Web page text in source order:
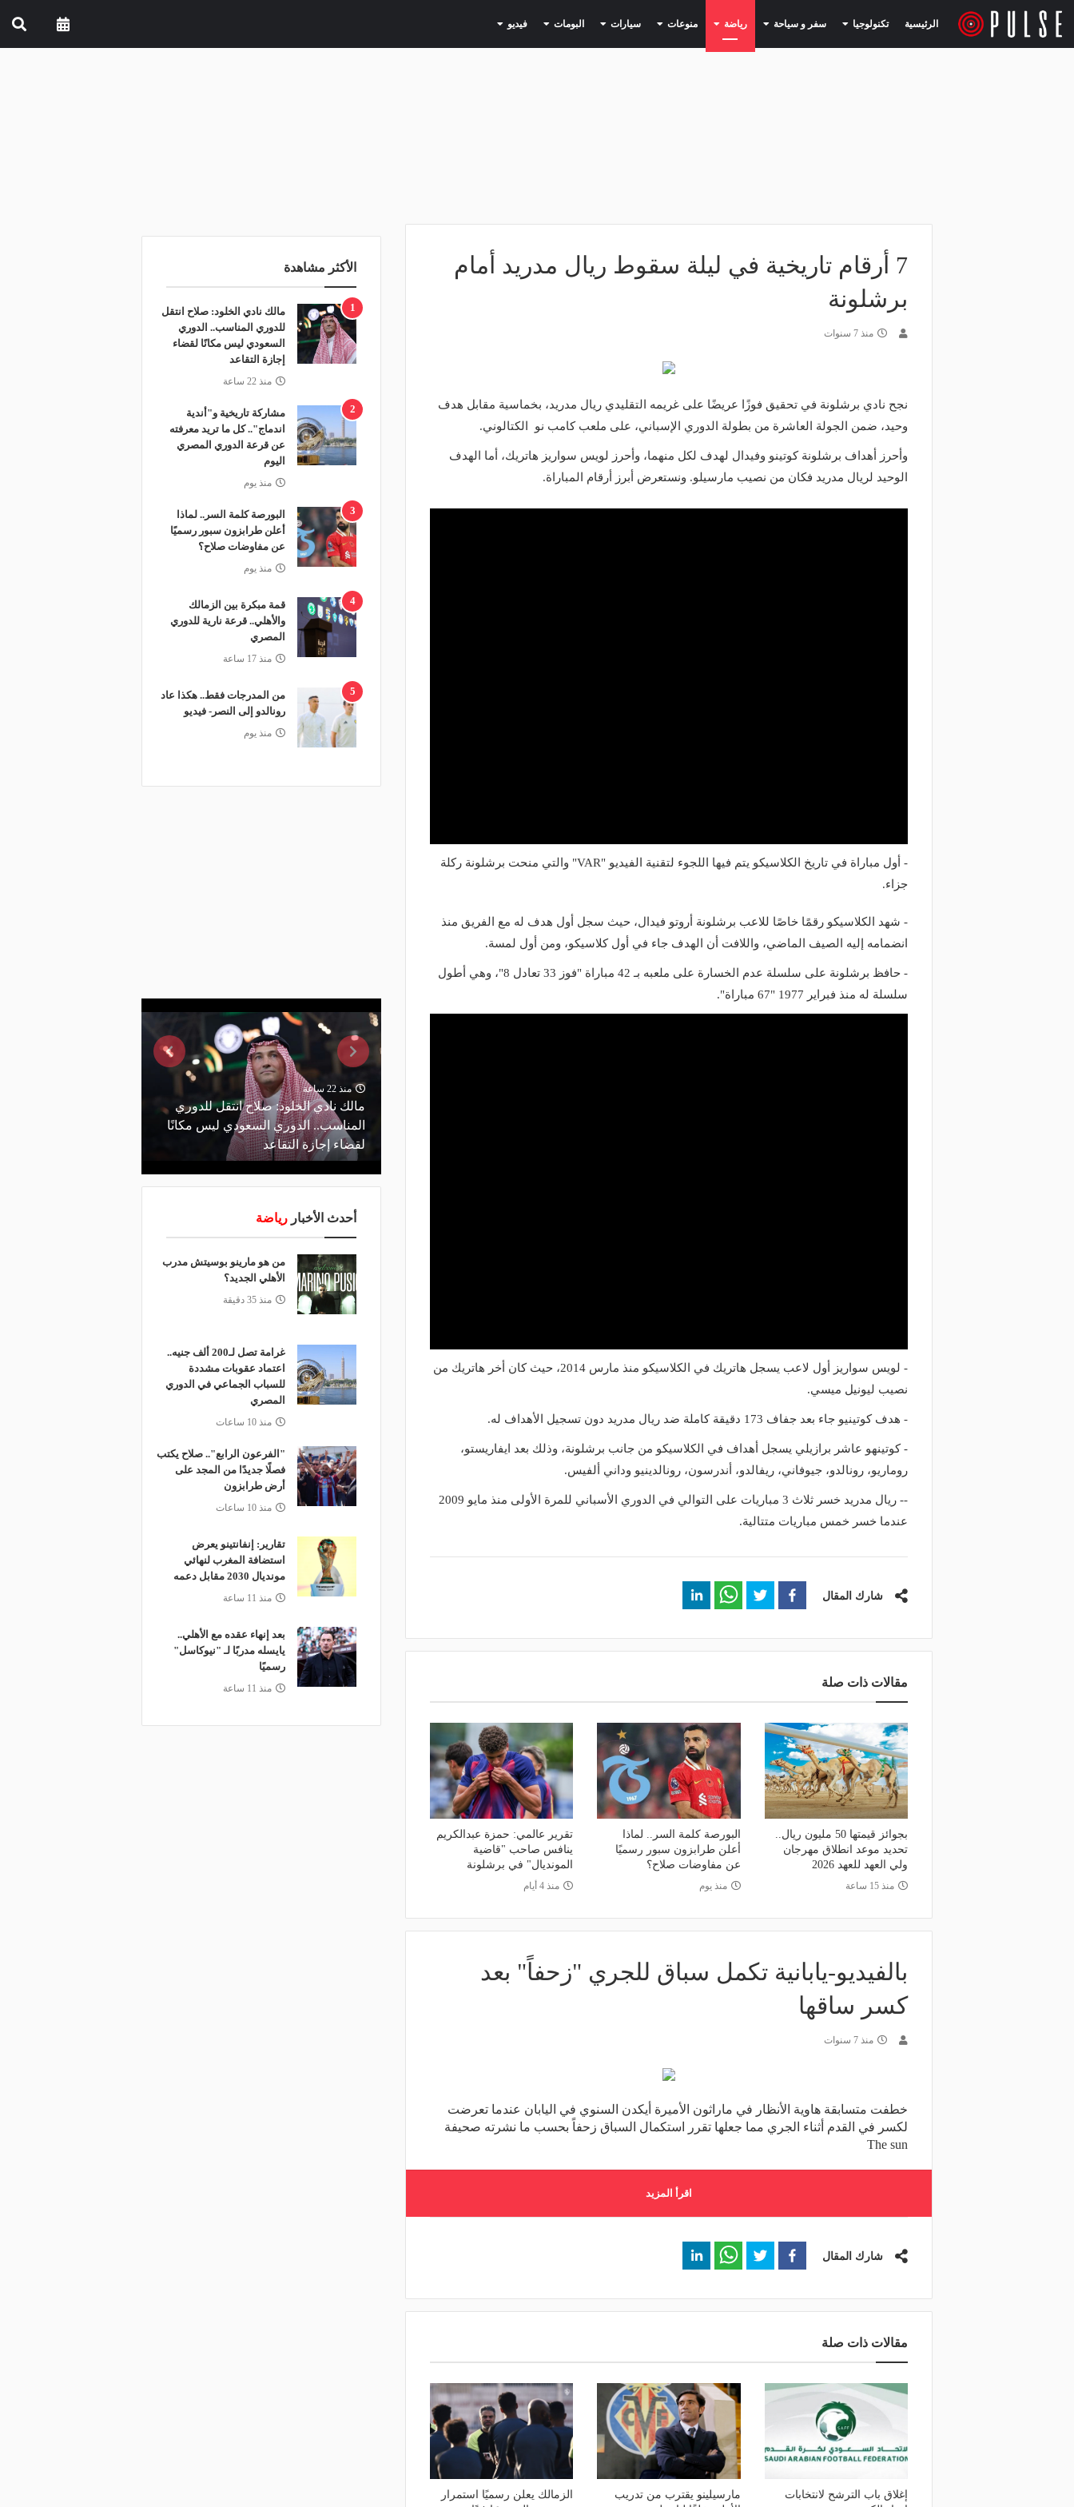
الرئيسية تكنولوجيا (current) سفر و سياحة (current) رياضة (current) منوعات (current) سيارات (current) البومات (current) فيديو (current)
7 أرقام تاريخية في ليلة سقوط ريال مدريد أمام
برشلونة
منذ 7 سنوات
نجح نادي برشلونة في تحقيق فوزًا عريضًا على غريمه التقليدي ريال مدريد، بخماسية مقابل هدف
وحيد، ضمن الجولة العاشرة من بطولة الدوري الإسباني، على ملعب كامب نو الكتالوني.
وأحرز أهداف برشلونة كوتينو وفيدال لهدف لكل منهما، وأحرز لويس سواريز هاتريك، أما الهدف
الوحيد لريال مدريد فكان من نصيب مارسيلو. ونستعرض أبرز أرقام المباراة.
- أول مباراة في تاريخ الكلاسيكو يتم فيها اللجوء لتقنية الفيديو "VAR" والتي منحت برشلونة ركلة
جزاء.
- شهد الكلاسيكو رقمًا خاصًا للاعب برشلونة أروتو فيدال، حيث سجل أول هدف له مع الفريق منذ
انضمامه إليه الصيف الماضي، واللافت أن الهدف جاء في أول كلاسيكو، ومن أول لمسة.
- حافظ برشلونة على سلسلة عدم الخسارة على ملعبه بـ 42 مباراة "فوز 33 تعادل 8"، وهي أطول
سلسلة له منذ فبراير 1977 "67 مباراة".
- لويس سواريز أول لاعب يسجل هاتريك في الكلاسيكو منذ مارس 2014، حيث كان أخر هاتريك من
نصيب ليونيل ميسي.
- هدف كوتينيو جاء بعد جفاف 173 دقيقة كاملة ضد ريال مدريد دون تسجيل الأهداف له.
- كوتينهو عاشر برازيلي يسجل أهداف في الكلاسيكو من جانب برشلونة، وذلك بعد ايفاريستو،
روماريو، رونالدو، جيوفاني، ريفالدو، أندرسون، رونالدينيو وداني ألفيس.
-- ريال مدريد خسر ثلاث 3 مباريات على التوالي في الدوري الأسباني للمرة الأولى منذ مايو 2009
عندما خسر خمس مباريات متتالية.
شارك المقال
مقالات ذات صلة
بجوائز قيمتها 50 مليون ريال..
تحديد موعد انطلاق مهرجان
ولي العهد للعهد 2026
منذ 15 ساعة
البورصة كلمة السر.. لماذا
أعلن طرابزون سبور رسميًا
عن مفاوضات صلاح؟
منذ يوم
تقرير عالمي: حمزة عبدالكريم
ينافس صاحب "قاضية
المونديال" في برشلونة
منذ 4 أيام
بالفيديو-يابانية تكمل سباق للجري "زحفاً" بعد
كسر ساقها
منذ 7 سنوات
خطفت متسابقة هاوية الأنظار في ماراثون الأميرة أيكدن السنوي في اليابان عندما تعرضت
لكسر في القدم أثناء الجري مما جعلها تقرر استكمال السباق زحفاً بحسب ما نشرته صحيفة
The sun
اقرأ المزيد
شارك المقال
مقالات ذات صلة
إغلاق باب الترشح لانتخابات
مارسيلينو يقترب من تدريب
الزمالك يعلن رسميًا استمرار
الأكثر مشاهدة
1
مالك نادي الخلود: صلاح انتقل
للدوري المناسب.. الدوري
السعودي ليس مكانًا لقضاء
إجازة التقاعد
منذ 22 ساعة
2
مشاركة تاريخية و"أندية
اندماج".. كل ما تريد معرفته
عن قرعة الدوري المصري
اليوم
منذ يوم
3
البورصة كلمة السر.. لماذا
أعلن طرابزون سبور رسميًا
عن مفاوضات صلاح؟
منذ يوم
4
قمة مبكرة بين الزمالك
والأهلي.. قرعة نارية للدوري
المصري
منذ 17 ساعة
5
من المدرجات فقط.. هكذا عاد
رونالدو إلى النصر- فيديو
منذ يوم
منذ 22 ساعة
مالك نادي الخلود: صلاح انتقل للدوري
المناسب.. الدوري السعودي ليس مكانًا
لقضاء إجازة التقاعد
أحدث الأخبار رياضة
من هو مارينو بوسيتش مدرب
الأهلي الجديد؟
منذ 35 دقيقة
غرامة تصل لـ200 ألف جنيه..
اعتماد عقوبات مشددة
للسباب الجماعي في الدوري
المصري
منذ 10 ساعات
"الفرعون الرابع".. صلاح يكتب
فصلًا جديدًا من المجد على
أرض طرابزون
منذ 10 ساعات
تقارير: إنفانتينو يعرض
استضافة المغرب لنهائي
مونديال 2030 مقابل دعمه
منذ 11 ساعة
بعد إنهاء عقده مع الأهلي..
يايسله مدربًا لـ "نيوكاسل"
رسميًا
منذ 11 ساعة